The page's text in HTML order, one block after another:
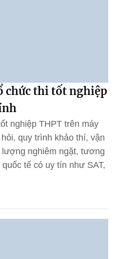
chức thi tốt nghiệp
nghiệp THPT trên máy
quy trình khảo thí, vận
lượng nghiêm ngặt, tương
tế có uy tín như SAT,